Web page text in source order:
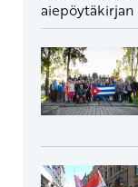
aiepöytäkirjan